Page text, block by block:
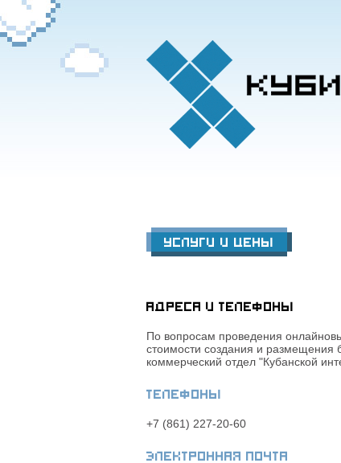
Услуги и цены
Адреса и телефоны
По вопросам проведения
стоимости создания и размещения
коммерческий отдел "Кубанской
Телефоны
+7 (861) 227-20-60
Электронная почта